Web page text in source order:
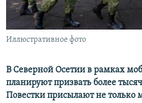
Иллюстративное фото
В Северной Осетии в рамках
планируют призвать более
Повестки присылают не только